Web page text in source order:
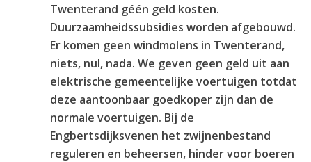
Twenterand géén geld kosten.
Duurzaamheidssubsidies worden afgebouwd.
Er komen geen windmolens in Twenterand,
niets, nul, nada. We geven geen geld uit aan
elektrische gemeentelijke voertuigen totdat
deze aantoonbaar goedkoper zijn dan de
normale voertuigen. Bij de
Engbertsdijksvenen het zwijnenbestand
reguleren en beheersen, hinder voor boeren